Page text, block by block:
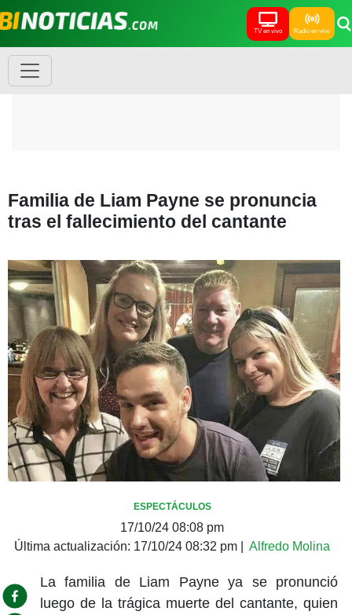
TV en vivo Radio en vivo
Familia de Liam Payne se pronuncia
tras el fallecimiento del cantante
ESPECTÁCULOS
17/10/24 08:08 pm
Última actualización: 17/10/24 08:32 pm Alfredo Molina
La familia de Liam Payne ya se pronunció
luego de la trágica muerte del cantante, quien